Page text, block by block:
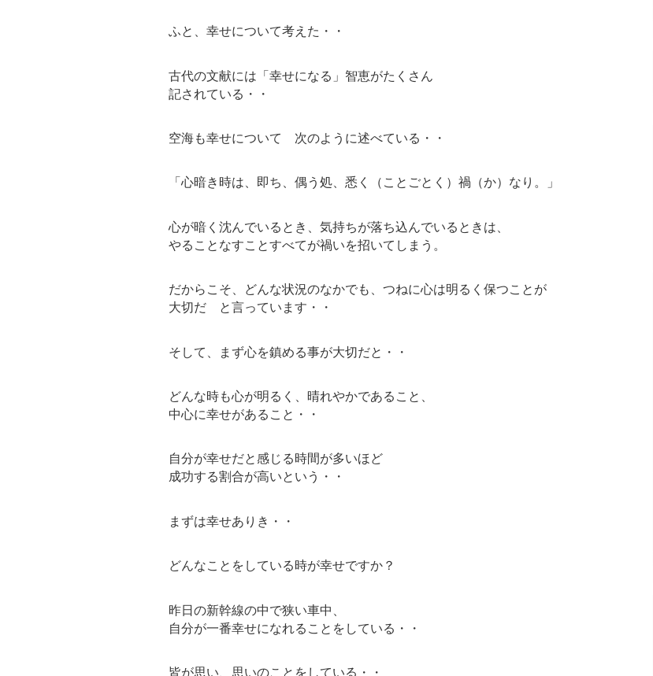
ふと、幸せについて考えた・・
古代の文献には「幸せになる」智恵がたくさん
記されている・・
空海も幸せについて 次のように述べている・・
「心暗き時は、即ち、偶う処、悉く（ことごとく）禍（か）なり。」
心が暗く沈んでいるとき、気持ちが落ち込んでいるときは、
やることなすことすべてが禍いを招いてしまう。
だからこそ、どんな状況のなかでも、つねに心は明るく保つことが
大切だ と言っています・・
そして、まず心を鎮める事が大切だと・・
どんな時も心が明るく、晴れやかであること、
中心に幸せがあること・・
自分が幸せだと感じる時間が多いほど
成功する割合が高いという・・
まずは幸せありき・・
どんなことをしている時が幸せですか？
昨日の新幹線の中で狭い車中、
自分が一番幸せになれることをしている・・
皆が思い、思いのことをしている・・